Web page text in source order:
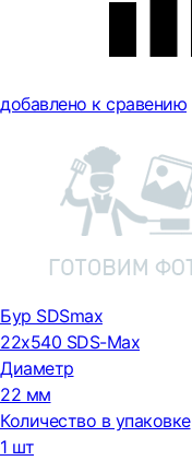
добавлено к сравению
Бур SDSmax
22х540 SDS-Max
Диаметр
22 мм
Количество в упаковке
1 шт